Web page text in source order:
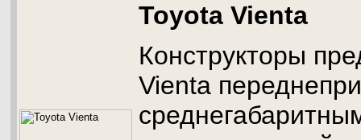
Toyota Vienta
Конструкторы
Vienta